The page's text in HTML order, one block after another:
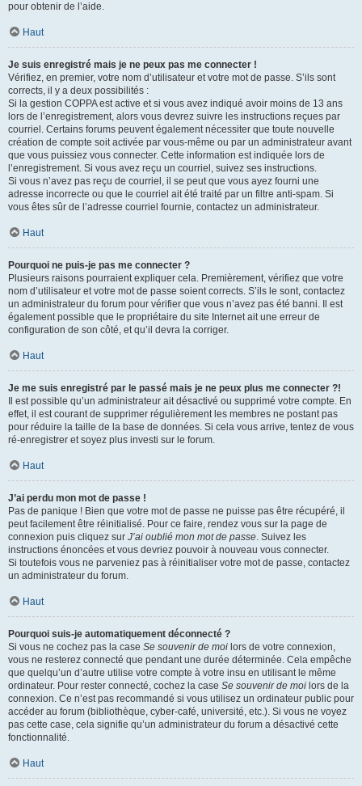
pour obtenir de l’aide.
Haut
Je suis enregistré mais je ne peux pas me connecter !
Vérifiez, en premier, votre nom d’utilisateur et votre mot de passe. S’ils sont
corrects, il y a deux possibilités :
Si la gestion COPPA est active et si vous avez indiqué avoir moins de 13 ans
lors de l’enregistrement, alors vous devrez suivre les instructions reçues par
courriel. Certains forums peuvent également nécessiter que toute nouvelle
création de compte soit activée par vous-même ou par un administrateur avant
que vous puissiez vous connecter. Cette information est indiquée lors de
l’enregistrement. Si vous avez reçu un courriel, suivez ses instructions.
Si vous n’avez pas reçu de courriel, il se peut que vous ayez fourni une
adresse incorrecte ou que le courriel ait été traité par un filtre anti-spam. Si
vous êtes sûr de l’adresse courriel fournie, contactez un administrateur.
Haut
Pourquoi ne puis-je pas me connecter ?
Plusieurs raisons pourraient expliquer cela. Premièrement, vérifiez que votre
nom d’utilisateur et votre mot de passe soient corrects. S’ils le sont, contactez
un administrateur du forum pour vérifier que vous n’avez pas été banni. Il est
également possible que le propriétaire du site Internet ait une erreur de
configuration de son côté, et qu’il devra la corriger.
Haut
Je me suis enregistré par le passé mais je ne peux plus me connecter ?!
Il est possible qu’un administrateur ait désactivé ou supprimé votre compte. En
effet, il est courant de supprimer régulièrement les membres ne postant pas
pour réduire la taille de la base de données. Si cela vous arrive, tentez de vous
ré-enregistrer et soyez plus investi sur le forum.
Haut
J’ai perdu mon mot de passe !
Pas de panique ! Bien que votre mot de passe ne puisse pas être récupéré, il
peut facilement être réinitialisé. Pour ce faire, rendez vous sur la page de
connexion puis cliquez sur J’ai oublié mon mot de passe. Suivez les
instructions énoncées et vous devriez pouvoir à nouveau vous connecter.
Si toutefois vous ne parveniez pas à réinitialiser votre mot de passe, contactez
un administrateur du forum.
Haut
Pourquoi suis-je automatiquement déconnecté ?
Si vous ne cochez pas la case Se souvenir de moi lors de votre connexion,
vous ne resterez connecté que pendant une durée déterminée. Cela empêche
que quelqu’un d’autre utilise votre compte à votre insu en utilisant le même
ordinateur. Pour rester connecté, cochez la case Se souvenir de moi lors de la
connexion. Ce n’est pas recommandé si vous utilisez un ordinateur public pour
accéder au forum (bibliothèque, cyber-café, université, etc.). Si vous ne voyez
pas cette case, cela signifie qu’un administrateur du forum a désactivé cette
fonctionnalité.
Haut